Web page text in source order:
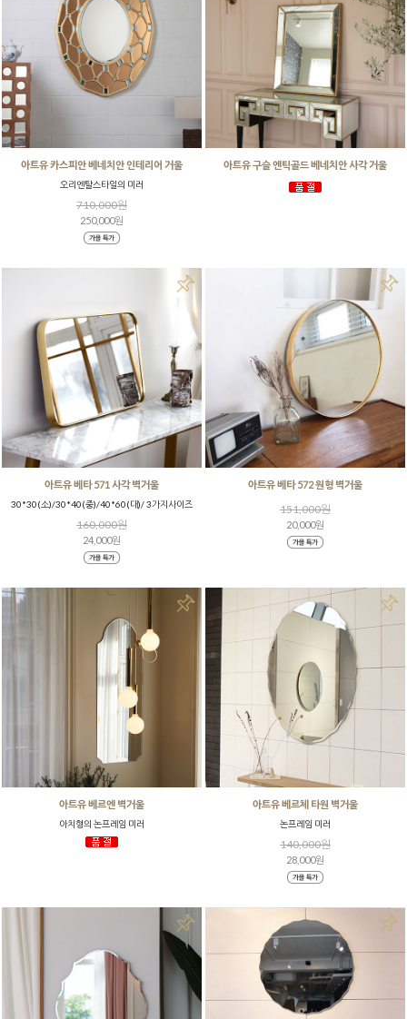
아트유 카스피안 베네치안 인테리어 거울
오리엔탈스타일의 미러
710,000원
250,000원
아트유 구슬 엔틱골드 베네치안 사각 거울
아트유 베타 571 사각 벽거울
30*30(소)/30*40(중)/40*60(대)/ 3가지사이즈
160,000원
24,000원
아트유 베타 572 원형 벽거울
151,000원
20,000원
아트유 베르엔 벽거울
아치형의 논프레임 미러
아트유 베르체 타원 벽거울
논프레임 미러
140,000원
28,000원